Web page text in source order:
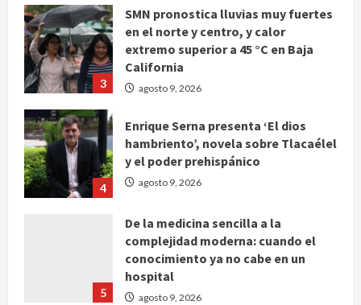
3
SMN pronostica lluvias muy fuertes
en el norte y centro, y calor
extremo superior a 45 °C en Baja
California
agosto 9, 2026
4
Enrique Serna presenta ‘El dios
hambriento’, novela sobre Tlacaélel
y el poder prehispánico
agosto 9, 2026
5
De la medicina sencilla a la
complejidad moderna: cuando el
conocimiento ya no cabe en un
hospital
agosto 9, 2026